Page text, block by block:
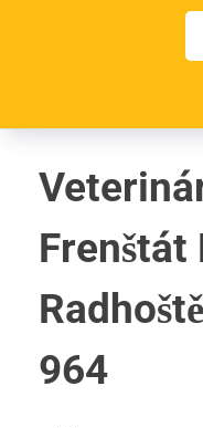
Frenštát
964